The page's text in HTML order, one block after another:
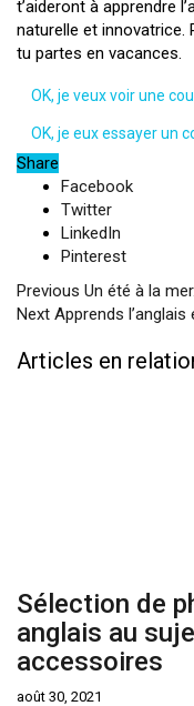
t’aideront à apprendre
naturelle et innovatrice.
tu partes en vacances.
OK, je veux voir une
OK, je eux essayer un
Share
Facebook
Twitter
LinkedIn
Pinterest
Previous Un été à la
Next Apprends
Articles en
Sélection de
anglais au
accessoires
août 30, 2021